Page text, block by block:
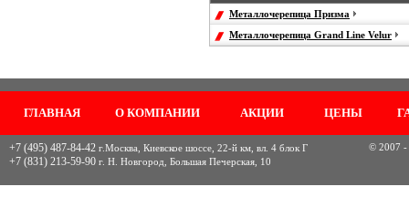
Металлочерепица Призма
Металлочерепица Grand Line Velur
ГЛАВНАЯ О КОМПАНИИ АКЦИИ ЦЕНЫ
+7 (495) 487-84-42 г.Москва, Киевское шоссе, 22-й км, вл. 4 блок Г
+7 (831) 213-59-90 г. Н. Новгород, Большая Печерская, 10
© 2007